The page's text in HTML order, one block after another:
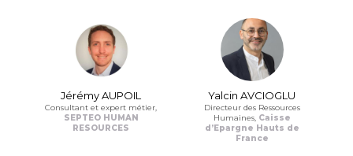
Jérémy AUPOIL
Consultant et expert métier,
SEPTEO HUMAN
RESOURCES
Yalcin AVCIOGLU
Directeur des Ressources
Humaines, Caisse
d’Epargne Hauts de
France